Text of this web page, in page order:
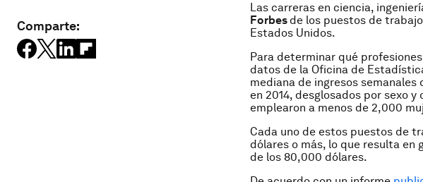
Comparte:
Las carreras en ciencia,
Forbes de los puestos de
Estados Unidos.
Para determinar qué
datos de la Oficina de
mediana de ingresos
en 2014, desglosados por sexo
emplearon a menos de 2,000
Cada uno de estos puestos de
dólares o más, lo que resulta en
de los 80,000 dólares.